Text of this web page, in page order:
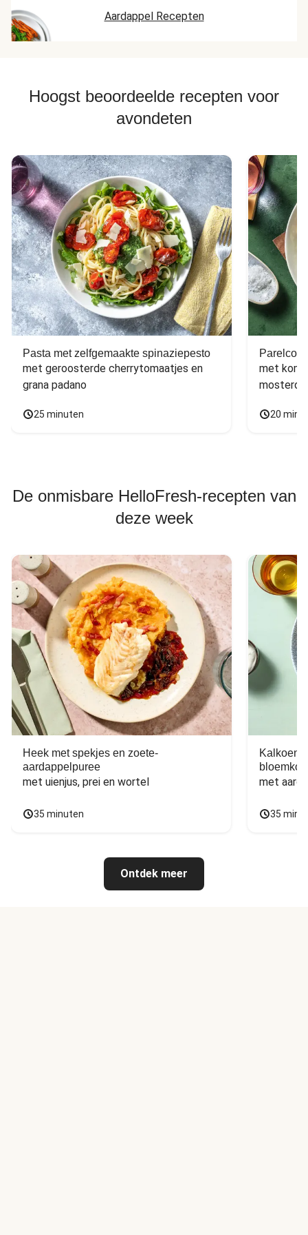
Aardappel Recepten
Hoogst beoordeelde recepten voor
avondeten
Pasta met zelfgemaakte spinaziepesto
met geroosterde cherrytomaatjes en
grana padano
25 minuten
met
20
De onmisbare HelloFresh-recepten van
deze week
Heek met spekjes en zoete-
aardappelpuree
met uienjus, prei en wortel
35 minuten
Kalkoen
met
35
Ontdek meer